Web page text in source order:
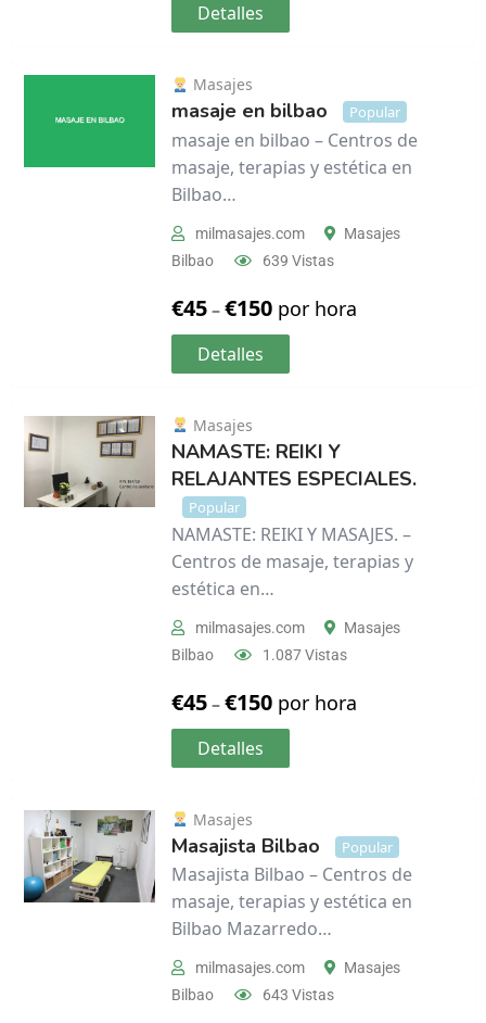
Detalles
Masajes
masaje en bilbao Popular
masaje en bilbao – Centros de
masaje, terapias y estética en
Bilbao…
milmasajes.com
Masajes
Bilbao
639 Vistas
€45–€150 por hora
Detalles
Masajes
NAMASTE: REIKI Y
RELAJANTES ESPECIALES.
Popular
NAMASTE: REIKI Y MASAJES. –
Centros de masaje, terapias y
estética en…
milmasajes.com
Masajes
Bilbao
1.087 Vistas
€45–€150 por hora
Detalles
Masajes
Masajista Bilbao Popular
Masajista Bilbao – Centros de
masaje, terapias y estética en
Bilbao Mazarredo…
milmasajes.com
Masajes
Bilbao
643 Vistas